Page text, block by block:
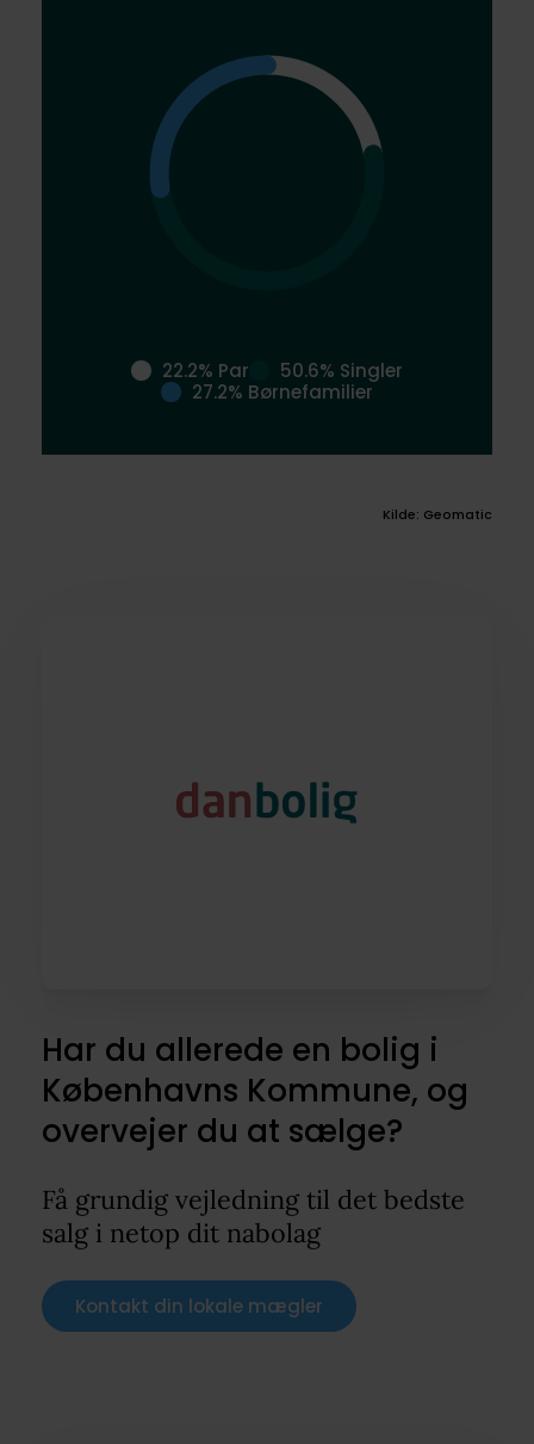
22.2% Par
50.6% Singler
27.2% Børnefamilier
Kilde: Geomatic
Har du allerede en bolig i
Københavns Kommune, og
overvejer du at sælge?
Få grundig vejledning til det bedste
salg i netop dit nabolag
Kontakt din lokale mægler